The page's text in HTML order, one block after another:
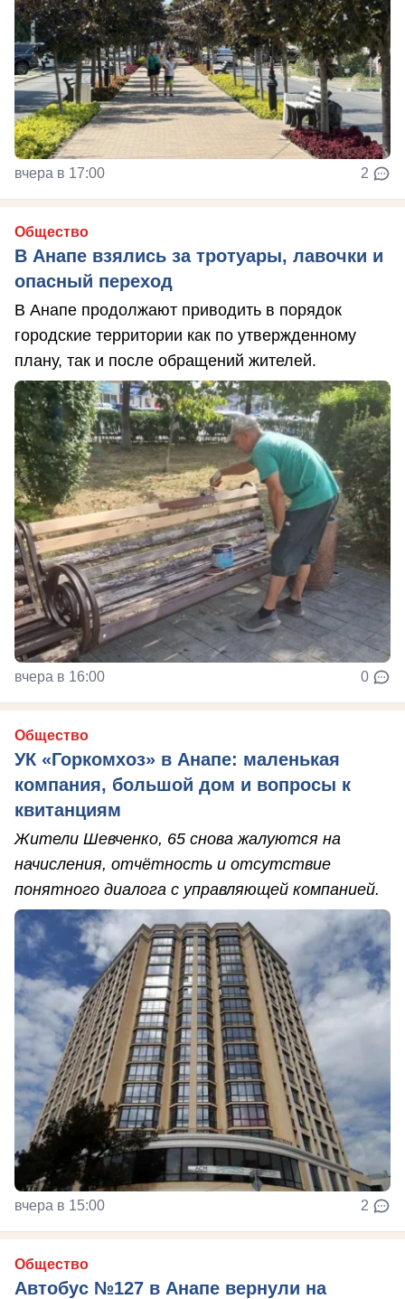
вчера в 17:00 2
Общество
В Анапе взялись за тротуары, лавочки и
опасный переход
В Анапе продолжают приводить в порядок
городские территории как по утвержденному
плану, так и после обращений жителей.
вчера в 16:00 0
Общество
УК «Горкомхоз» в Анапе: маленькая
компания, большой дом и вопросы к
квитанциям
Жители Шевченко, 65 снова жалуются на
начисления, отчётность и отсутствие
понятного диалога с управляющей компанией.
вчера в 15:00 2
Общество
Автобус №127 в Анапе вернули на